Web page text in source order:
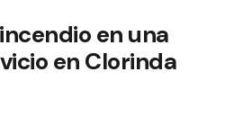
en una
en Clorinda